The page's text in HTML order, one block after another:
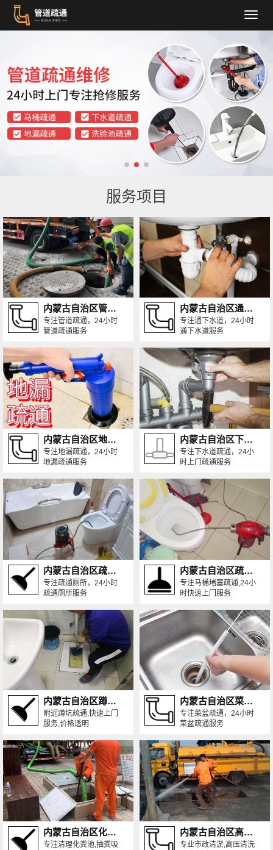
导
单
服务项目
内蒙古自治区管道疏通
专注管道疏通，24小时
管道疏通服务
内蒙古自治区通下水道
专注通下水道，24小时
通下水道服务
内蒙古自治区地漏疏通
专注地漏疏通，24小时
地漏疏通服务
内蒙古自治区下水道疏通
专注下水道疏通，24小
时上门疏通服务
内蒙古自治区疏通厕所
专注疏通厕所，24小时
疏通厕所服务
内蒙古自治区疏通马桶
专注马桶堵塞疏通,24小
时快速上门服务
内蒙古自治区蹲便疏通
附近蹲坑疏通,快速上门
服务,价格透明
内蒙古自治区菜盆疏通
专注菜盆疏通，24小时
菜盆疏通服务
内蒙古自治区化粪池清理
专注清理化粪池,抽粪吸
内蒙古自治区高压清洗管道
专业市政清淤,高压清洗